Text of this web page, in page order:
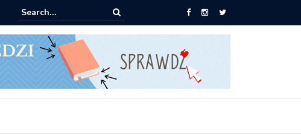
Znak: książki od 2,90 zł do zamówienia